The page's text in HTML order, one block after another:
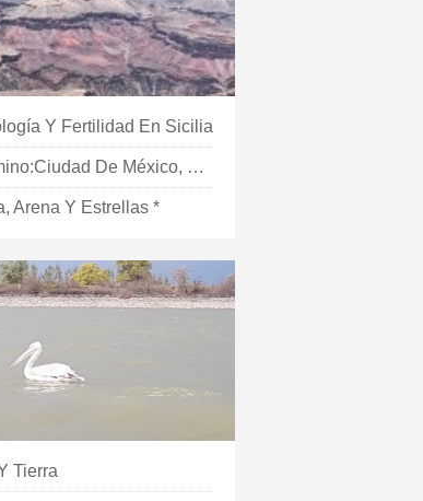
Y Fertilidad En Sicilia
En Camino:Ciudad De México, Dia 2
Arena Y Estrellas *
Tierra